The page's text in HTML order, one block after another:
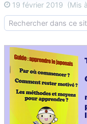
19 février 2019 (Mis